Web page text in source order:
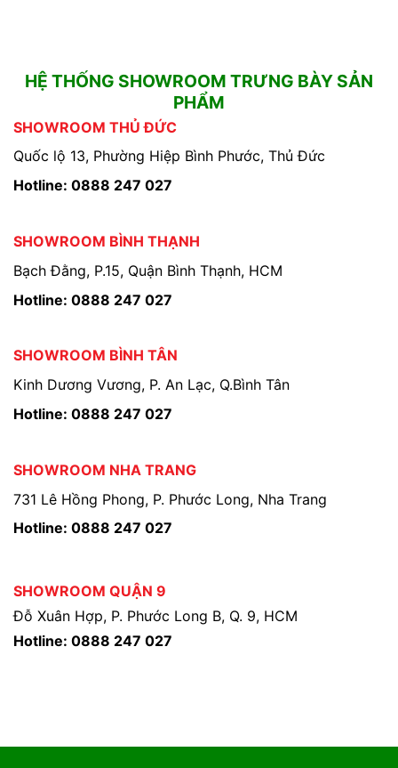
HỆ THỐNG SHOWROOM TRƯNG BÀY SẢN
PHẨM
SHOWROOM THỦ ĐỨC
Quốc lộ 13, Phường Hiệp Bình Phước, Thủ Đức
Hotline: 0888 247 027
SHOWROOM BÌNH THẠNH
Bạch Đằng, P.15, Quận Bình Thạnh, HCM
Hotline: 0888 247 027
SHOWROOM BÌNH TÂN
Kinh Dương Vương, P. An Lạc, Q.Bình Tân
Hotline: 0888 247 027
SHOWROOM NHA TRANG
731 Lê Hồng Phong, P. Phước Long, Nha Trang
Hotline: 0888 247 027
SHOWROOM QUẬN 9
Đỗ Xuân Hợp, P. Phước Long B, Q. 9, HCM
Hotline: 0888 247 027